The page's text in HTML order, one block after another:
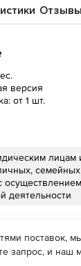
Отзывы
версия
от 1 шт.
осуществлением
деятельности
поставок,
запрос, и наш